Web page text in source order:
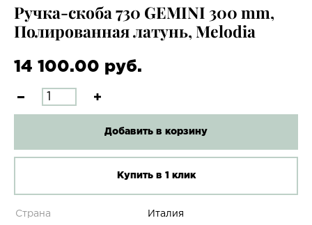
Ручка-скоба 730 GEMINI 300 mm,
Полированная латунь, Melodia
14 100.00 руб.
Добавить в корзину
Купить в 1 клик
Страна Италия